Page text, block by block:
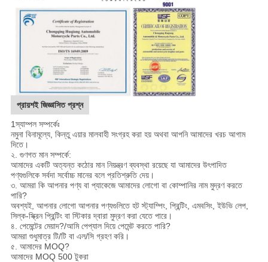
প্রায়শই জিজ্ঞাসিত প্রশ্ন
1স্যাম্পল সম্পর্কেঃ
নমুনা বিনামূল্যে, কিন্তু এয়ার মালবাহী সংগ্রহ করা হয় অথবা আপনি আমাদের খরচ আগাম
দিতে।
২. গুণগত মান সম্পর্কে:
আমাদের একটি অত্যন্ত কঠোর মান নিয়ন্ত্রণ ব্যবস্থা রয়েছে যা আমাদের উৎপাদিত
পণ্যগুলিকে সর্বদা সর্বোচ্চ মানের বলে প্রতিশ্রুতি দেয়।
৩. আমরা কি আপনার পণ্য বা প্যাকেজে আমাদের লোগো বা কোম্পানির নাম মুদ্রণ করতে
পারি?
অবশ্যই, আপনার লোগো আপনার পণ্যগুলিতে হট স্ট্যাম্পিং, প্রিন্টিং, এমবসিং, ইউভি লেপ,
সিল্ক-স্ক্রিন প্রিন্টিং বা স্টিকার দ্বারা মুদ্রণ করা যেতে পারে।
৪. পেমেন্টের মেয়াদ?/আমি পেপ্যাল দিয়ে পেমেন্ট করতে পারি?
আমরা শুধুমাত্র টি/টি বা এল/সি গ্রহণ করি।
৫. আমাদের MOQ?
আমাদের MOQ 500 টুকরা